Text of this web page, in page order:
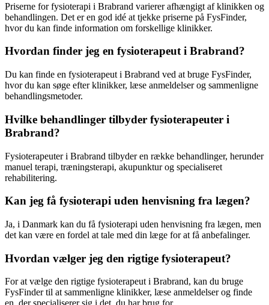
Priserne forfysioterapi i Brabrand varierer afhængigt af klinikken og
behandlingen. Det er en god idé at tjekke priserne på FysFinder,
hvor du kan finde information om forskellige klinikker.
Hvordan finder jeg en fysioterapeut i Brabrand?
Du kan finde en fysioterapeut i Brabrand ved at bruge FysFinder,
hvor du kan søge efter klinikker, læse anmeldelser og sammenligne
behandlingsmetoder.
Hvilke behandlinger tilbyder fysioterapeuter i
Brabrand?
Fysioterapeuter i Brabrand tilbyder en række behandlinger, herunder
manuel terapi, træningsterapi, akupunkturog specialiseret
rehabilitering.
Kan jeg få fysioterapi uden henvisning fra lægen?
Ja, i Danmark kan du få fysioterapi uden henvisning fra lægen, men
det kan være en fordel at tale med din læge for at få anbefalinger.
Hvordan vælger jeg den rigtige fysioterapeut?
For at vælge den rigtige fysioterapeuti Brabrand, kan du bruge
FysFinder til at sammenligne klinikker, læse anmeldelser og finde